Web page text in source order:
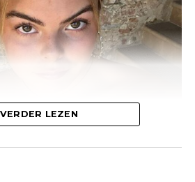
ze bij een van haar
it, like dit, love dit.” Ze viel af
VERDER LEZEN